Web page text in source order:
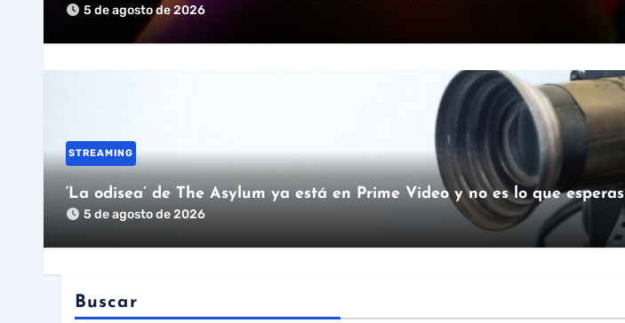
5 de agosto de 2026
STREAMING
‘La odisea’ de The Asylum ya está en Prime Video y no es lo que esperas
5 de agosto de 2026
Buscar